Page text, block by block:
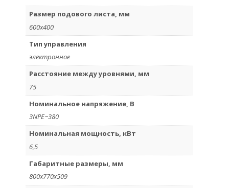
Размер подового листа, мм
600х400
Тип управления
электронное
Расстояние между уровнями, мм
75
Номинальное напряжение, В
3NPE~380
Номинальная мощность, кВт
6,5
Габаритные размеры, мм
800х770х509